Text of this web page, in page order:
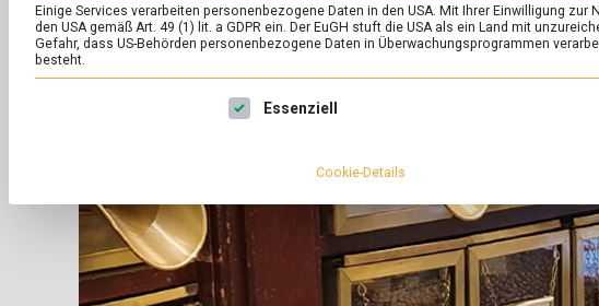
Einige Services verarbeiten personenbezogene Daten in den USA. Mit Ihrer Einwilligung
den USA gemäß Art. 49 (1) lit. a GDPR ein. Der EuGH stuft die USA als ein Land mit
Gefahr, dass US-Behörden personenbezogene Daten in Überwachungsprogrammen
besteht.
Es folgt eine Liste der Service-Gruppen, für die eine Einwilligung
Essenziell
Cookie-Details